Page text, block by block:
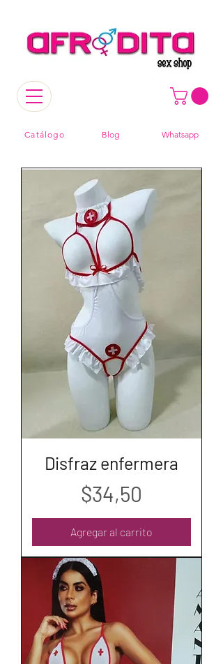
Catálogo Blog Whatsapp
Disfraz enfermera
Precio
$34,50
Agregar al carrito